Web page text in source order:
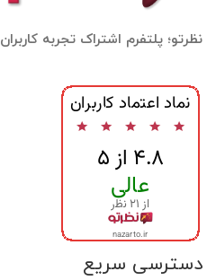
نظرتو؛ پلتفرم اشتراک تجربه کاربران
دسترسی سریع